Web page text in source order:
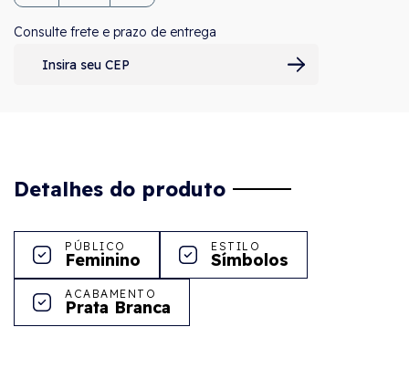
Consulte frete e prazo de entrega
Detalhes do produto
PÚBLICO
Feminino
ESTILO
Símbolos
ACABAMENTO
Prata Branca